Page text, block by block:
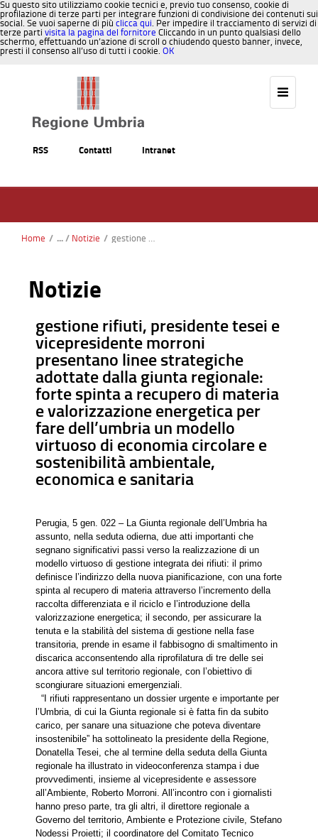
Su questo sito utilizziamo cookie tecnici e, previo tuo consenso, cookie di
profilazione di terze parti per integrare funzioni di condivisione dei contenuti sui
social. Se vuoi saperne di più clicca qui. Per impedire il tracciamento di servizi di
terze parti visita la pagina del fornitore Cliccando in un punto qualsiasi dello
schermo, effettuando un’azione di scroll o chiudendo questo banner, invece,
presti il consenso all’uso di tutti i cookie. OK
RSS Contatti Intranet
Home / Notizie / gestione rifiuti, presidente tesei e vicepresidente morroni presentano linee strategiche adottate dalla giunta regionale: forte spinta a recupero di materia e valorizzazione energetica per fare dell’umbria un modello virtuoso di economia circolare e sostenibilità ambientale, economica e sanitaria
Notizie
gestione rifiuti, presidente tesei e
vicepresidente morroni
presentano linee strategiche
adottate dalla giunta regionale:
forte spinta a recupero di materia
e valorizzazione energetica per
fare dell’umbria un modello
virtuoso di economia circolare e
sostenibilità ambientale,
economica e sanitaria
Perugia, 5 gen. 022 – La Giunta regionale dell’Umbria ha
assunto, nella seduta odierna, due atti importanti che
segnano significativi passi verso la realizzazione di un
modello virtuoso di gestione integrata dei rifiuti: il primo
definisce l’indirizzo della nuova pianificazione, con una forte
spinta al recupero di materia attraverso l’incremento della
raccolta differenziata e il riciclo e l’introduzione della
valorizzazione energetica; il secondo, per assicurare la
tenuta e la stabilità del sistema di gestione nella fase
transitoria, prende in esame il fabbisogno di smaltimento in
discarica acconsentendo alla riprofilatura di tre delle sei
ancora attive sul territorio regionale, con l’obiettivo di
scongiurare situazioni emergenziali.
“I rifiuti rappresentano un dossier urgente e importante per
l’Umbria, di cui la Giunta regionale si è fatta fin da subito
carico, per sanare una situazione che poteva diventare
insostenibile” ha sottolineato la presidente della Regione,
Donatella Tesei, che al termine della seduta della Giunta
regionale ha illustrato in videoconferenza stampa i due
provvedimenti, insieme al vicepresidente e assessore
all’Ambiente, Roberto Morroni. All’incontro con i giornalisti
hanno preso parte, tra gli altri, il direttore regionale a
Governo del territorio, Ambiente e Protezione civile, Stefano
Nodessi Proietti; il coordinatore del Comitato Tecnico